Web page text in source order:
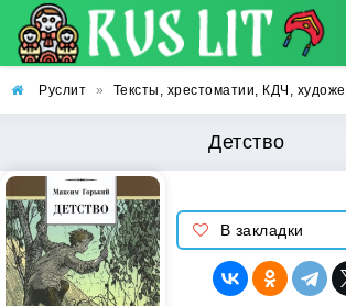
Руслит » Тексты, хрестоматии, КДЧ,
Детство
В закладки